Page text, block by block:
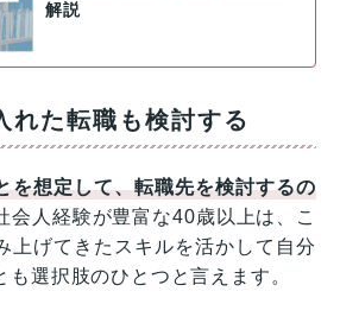
解説
れた転職も検討する
を想定して、転職先を検討するの
会人経験が豊富な40歳以上は、こ
上げてきたスキルを活かして自分
も選択肢のひとつと言えます。